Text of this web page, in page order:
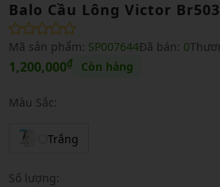
Balo Cầu Lông Victor
Mã sản phẩm: SP007644Đã bán: 0
1,200,000₫ Còn hàng
Màu Sắc:
Trắng
Số lượng: